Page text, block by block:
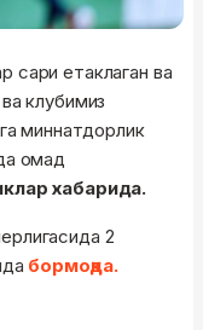
сари етаклаган ва
клубимиз
миннатдорлик
омад
хабарида.
2
бормоқда.